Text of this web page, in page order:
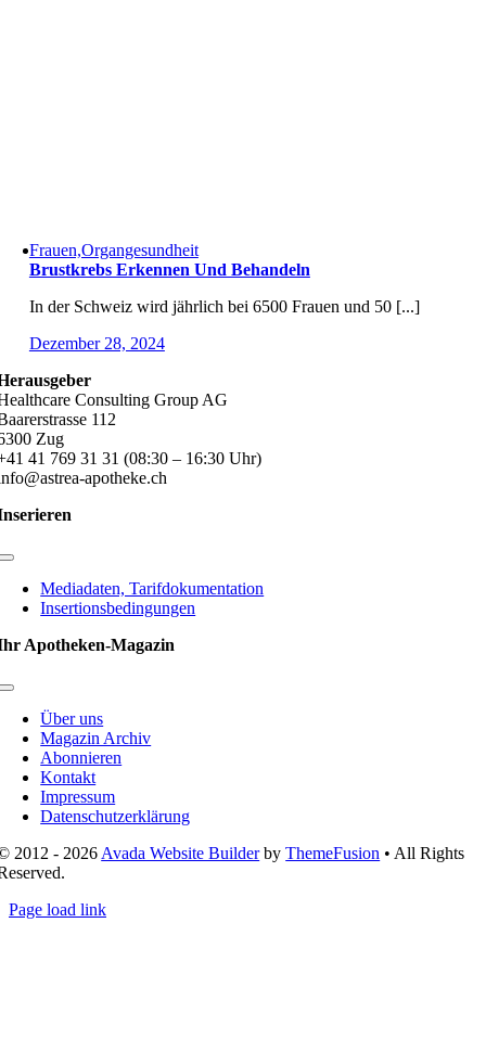
Frauen,Organgesundheit
Brustkrebs Erkennen Und Behandeln
In der Schweiz wird jährlich bei 6500 Frauen und 50 [...]
Dezember 28, 2024
Consulting Group AG
112
Zug
41 769 31 31 (08:30 – 16:30 Uhr)
apotheke.ch
Toggle
NavigationMediadaten, Tarifdokumentation
Insertionsbedingungen
Apotheken-Magazin
Toggle
NavigationÜber uns
Magazin Archiv
Abonnieren
Kontakt
Impressum
Datenschutzerklärung
2012 - 2026 Avada Website BuilderbyThemeFusion • All Rights
Page load link